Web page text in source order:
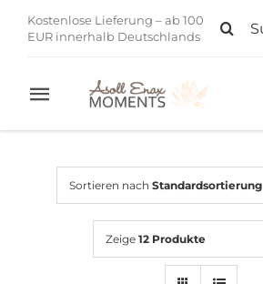
Inhalt
Kostenlose Lieferung – ab 100
EUR innerhalb Deutschlands
nach:
Toggle
Navigation
Gesicht
Sortieren nach Standardsortierung
Zeige 12 Produkte